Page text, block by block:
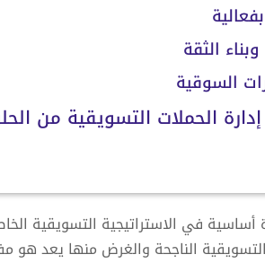
الثقة
السوقية
الحملات التسويقية من
أساسية في الاستراتيجية التسويقية
الناجحة والغرض منها يعد هو